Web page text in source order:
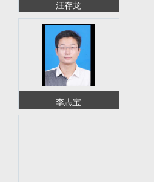
汪存龙
李志宝